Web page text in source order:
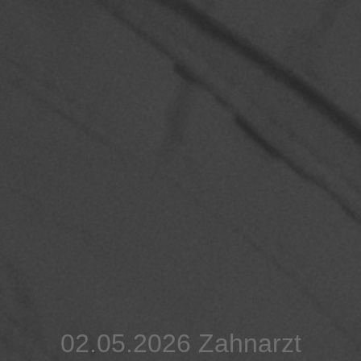
02.05.2026 Zahnarzt
02.05.2026 Zahnarzt
02.05.2026 Zahnarzt